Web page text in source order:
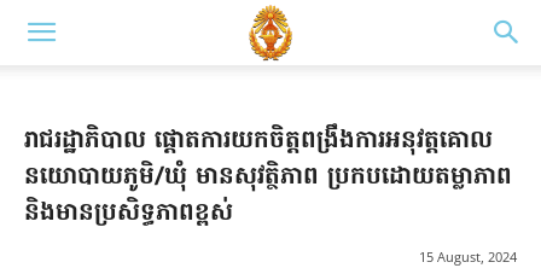
រាជរដ្ឋាភិបាល ផ្តោតការយកចិត្តពង្រឹងការអនុវត្តគោល
នយោបាយភូមិ/ឃុំ មានសុវត្ថិភាព ប្រកបដោយតម្លាភាព
និងមានប្រសិទ្ធភាពខ្ពស់
15 August, 2024